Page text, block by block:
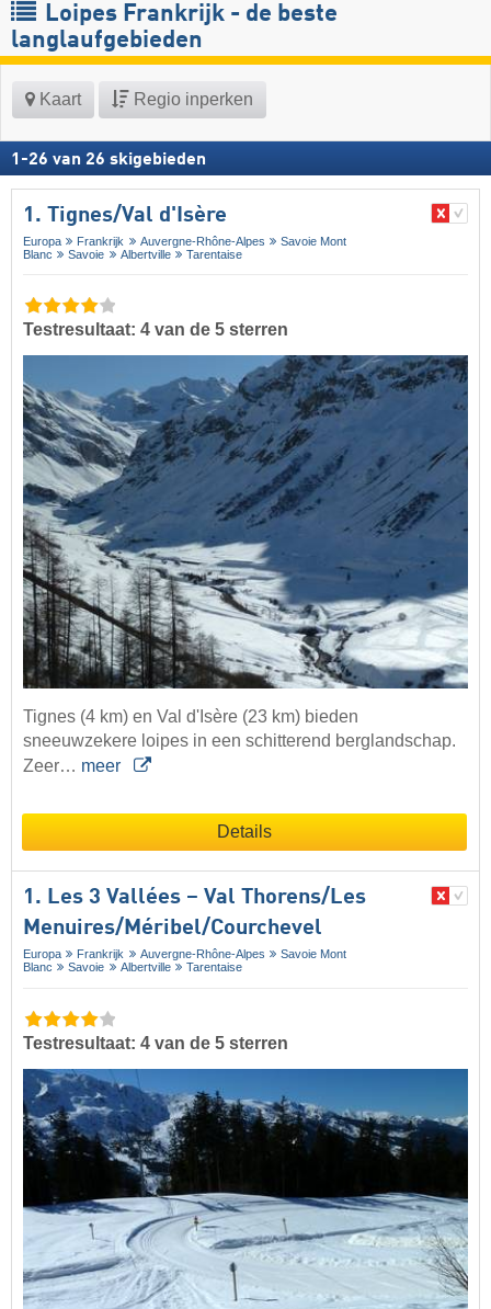
Loipes Frankrijk - de beste
langlaufgebieden
Kaart Regio inperken
1 -26 van 26 skigebieden
1. Tignes/​Val d'Isère
Europa Frankrijk Auvergne-Rhône-Alpes
Savoie Mont
Blanc
Savoie Albertville Tarentaise
Testresultaat: 4 van de 5 sterren
Tignes (4 km) en Val d'Isère (23 km) bieden
sneeuwzekere loipes in een schitterend berglandschap.
Zeer… meer
Details
1. Les 3 Vallées – Val Thorens/​Les
Menuires/​Méribel/​Courchevel
Europa Frankrijk Auvergne-Rhône-Alpes
Savoie Mont
Blanc
Savoie Albertville Tarentaise
Testresultaat: 4 van de 5 sterren